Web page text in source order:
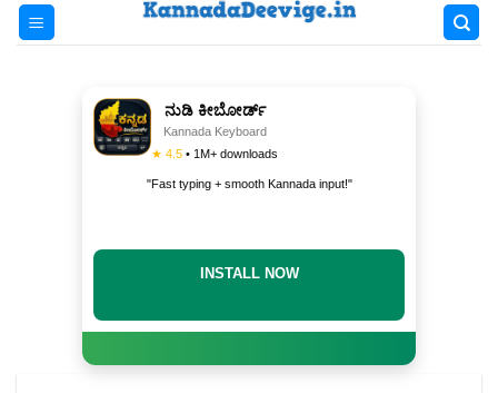
Skip
ನುಡಿ ಕೀಬೋರ್ಡ್
Kannada Keyboard
★ 4.5 • 1M+ downloads
"Fast typing + smooth Kannada input!"
INSTALL NOW